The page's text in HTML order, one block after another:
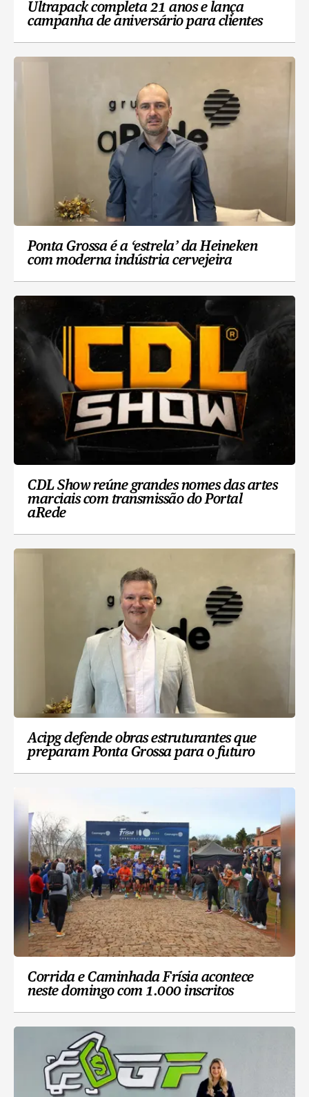
Ultrapack completa 21 anos e lança
campanha de aniversário para clientes
Ponta Grossa é a ‘estrela’ da Heineken
com moderna indústria cervejeira
CDL Show reúne grandes nomes das artes
marciais com transmissão do Portal
aRede
Acipg defende obras estruturantes que
preparam Ponta Grossa para o futuro
Corrida e Caminhada Frísia acontece
neste domingo com 1.000 inscritos